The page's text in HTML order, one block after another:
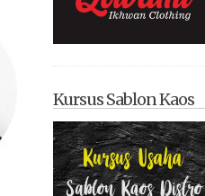
Kursus Sablon Kaos